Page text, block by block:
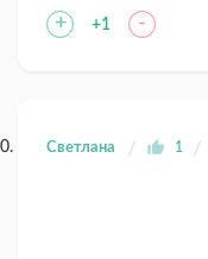
+ +1 -
Светлана 1